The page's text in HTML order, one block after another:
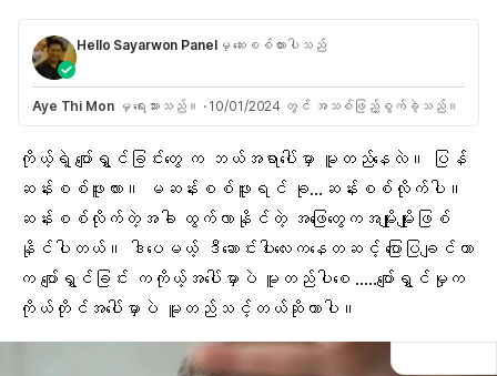
Hello Sayarwon Panelမှ ဆေးစစ်ထားပါသည်
Aye Thi Monမှ ရေးသားသည်။ · 10/01/2024 တွင် အသစ်ဖြည့်စွက်ခဲ့သည်။
ကိုယ့်ရဲ့ပျော်ရွှင်ခြင်းတွေ က ဘယ်အရာပေါ်မှာ မူတည်နေလဲ။ ပြန်
ဆန်းစစ်ဖူးလား။ မဆန်းစစ်ဖူးရင် ခု…ဆန်းစစ်လိုက်ပါ။
ဆန်းစစ်လိုက်တဲ့အခါ ထွက်လာနိုင်တဲ့ အဖြေတွေကအမျိုးမျိုးဖြစ်
နိုင်ပါတယ်။ ဒါပေမယ့် ဒီဆောင်းပါးလေးကနေတဆင့် ပြောပြချင်တာ
က ပျော်ရွှင်ခြင်း ကကိုယ့်အပေါ်မှာပဲ မူတည်ပါစေ …..ပျော်ရွှင်မှုက
ကိုယ်တိုင်အပေါ်မှာပဲ မူတည်သင့်တယ်ဆိုတာပါ။